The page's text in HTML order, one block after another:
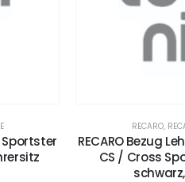
Sportster
RECARO,
RECARO Bezug
CS / Cross